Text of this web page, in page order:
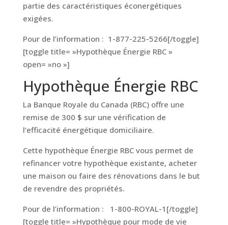
partie des caractéristiques éconergétiques
exigées.
Pour de l’information : 1-877-225-5266[/toggle]
[toggle title= »Hypothèque Énergie RBC »
open= »no »]
Hypothèque Énergie RBC
La Banque Royale du Canada (RBC) offre une
remise de 300 $ sur une vérification de
l’efficacité énergétique domiciliaire.
Cette hypothèque Énergie RBC vous permet de
refinancer votre hypothèque existante, acheter
une maison ou faire des rénovations dans le but
de revendre des propriétés.
Pour de l’information : 1-800-ROYAL-1[/toggle]
[toggle title= »Hypothèque pour mode de vie